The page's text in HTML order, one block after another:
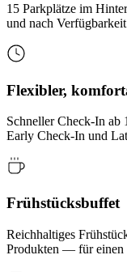
15 Parkplätze im
und nach
Flexibler,
Schneller Check-In
Early Check-In und
Frühstücksbuffet
Reichhaltiges
Produkten — für einen